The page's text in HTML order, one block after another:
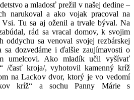
a mladosť prežil v našej dedine –
narukoval a ako vojak pracoval na
Tu sa aj oženil a trvale býval. Na
rád sa vracal domov, k svojim
sa venoval svojej rezbárskej
sa dozvedáme i ďalšie zaujímavosti o
umelcovi. Ako mladík učil vyšívať
/časť kroja/, vyhotovil kamenný kríž
na Lackov dvor, ktorý je vo vedomí
kríž“ a sochu Panny Márie s